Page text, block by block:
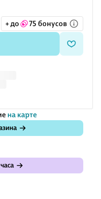
+ до 75 бонусов
на карте